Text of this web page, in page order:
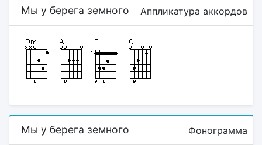
Мы у берега земного Аппликатура аккордов
Мы у берега земного Фонограмма